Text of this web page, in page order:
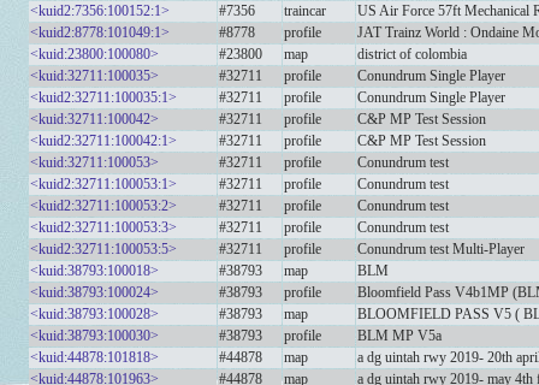
<kuid2:7356:100152:1>
#7356 traincar
US Air Force 57ft Mechanical
<kuid2:8778:101049:1>
#8778 profile
JAT Trainz World : Ondaine
<kuid:23800:100080>
#23800 map
district of colombia
<kuid:32711:100035>
#32711 profile
Conundrum Single Player
<kuid2:32711:100035:1>
#32711 profile
Conundrum Single Player
<kuid:32711:100042>
#32711 profile
C&P MP Test Session
<kuid2:32711:100042:1>
#32711 profile
C&P MP Test Session
<kuid:32711:100053>
#32711 profile
Conundrum test
<kuid2:32711:100053:1>
#32711 profile
Conundrum test
<kuid2:32711:100053:2>
#32711 profile
Conundrum test
<kuid2:32711:100053:3>
#32711 profile
Conundrum test
<kuid2:32711:100053:5>
#32711 profile
Conundrum test Multi-Player
<kuid:38793:100018>
#38793 map
BLM
<kuid:38793:100024>
#38793 profile
Bloomfield Pass V4b1MP
<kuid:38793:100028>
#38793 map
BLOOMFIELD PASS V5 (
<kuid:38793:100030>
#38793 profile
BLM MP V5a
<kuid:44878:101818>
#44878 map
a dg uintah rwy 2019- 20th
<kuid:44878:101963>
#44878 map
a dg uintah rwy 2019- may 4th